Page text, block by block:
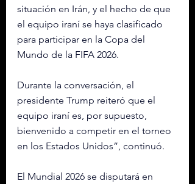
situación en Irán, y el hecho de que
el equipo iraní se haya clasificado
para participar en la Copa del
Mundo de la FIFA 2026.
Durante la conversación, el
presidente Trump reiteró que el
equipo iraní es, por supuesto,
bienvenido a competir en el torneo
en los Estados Unidos”, continuó.
El Mundial 2026 se disputará en